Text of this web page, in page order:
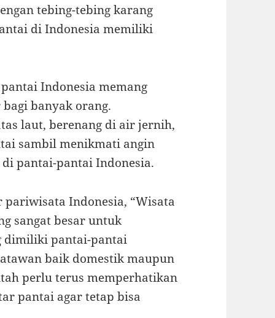
tebing-tebing karang
di Indonesia memiliki
Indonesia memang
banyak orang.
laut, berenang di air jernih,
sambil menikmati angin
pantai-pantai Indonesia.
Indonesia, “Wisata
sangat besar untuk
dimiliki pantai-pantai
baik domestik maupun
perlu terus memperhatikan
pantai agar tetap bisa